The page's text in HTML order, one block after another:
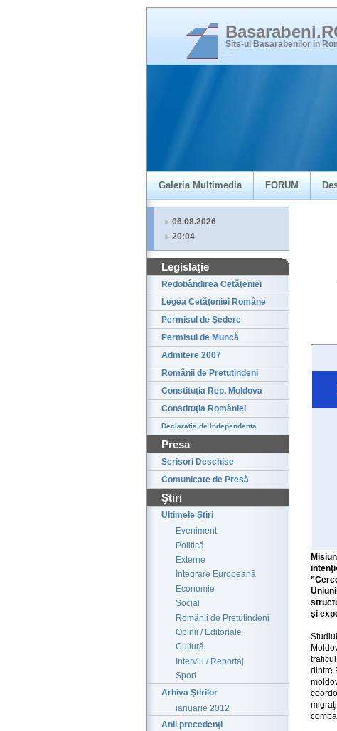
Site-ul Basarabenilor in
Galeria Multimedia FORUM
06.08.2026
20:04
Legislaţie
Redobândirea Cetăţeniei
Legea Cetăţeniei Române
Permisul de Şedere
Permisul de Muncă
Admitere 2007
Românii de Pretutindeni
Constituţia Rep. Moldova
Constituţia României
Declaratia de Independenta
Presa
Scrisori Deschise
Comunicate de Presă
Ştiri
Ultimele Ştiri
Eveniment
Politică
Externe
Integrare Europeană
Economie
Social
Românii de Pretutindeni
Opinii / Editoriale
Cultură
Interviu / Reportaj
Sport
Arhiva Ştirilor
ianuarie 2012
Anii precedenţi
şi
dintre